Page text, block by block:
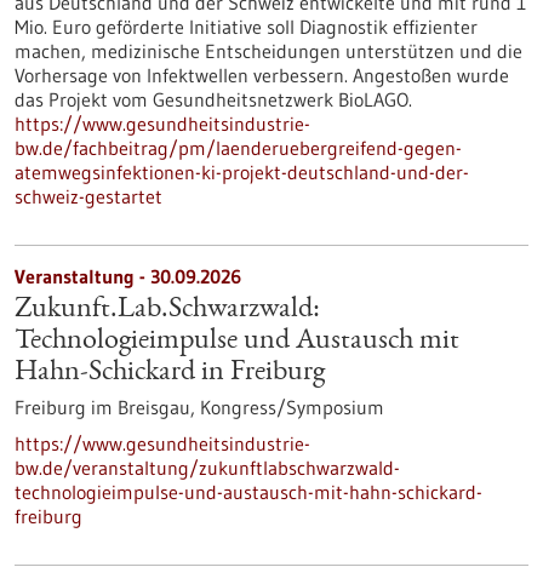
Mio. Euro geförderte Initiative soll Diagnostik effizienter
machen, medizinische Entscheidungen unterstützen und die
Vorhersage von Infektwellen verbessern. Angestoßen wurde
das Projekt vom Gesundheitsnetzwerk BioLAGO.
https://www.gesundheitsindustrie-
bw.de/fachbeitrag/pm/laenderuebergreifend-gegen-
atemwegsinfektionen-ki-projekt-deutschland-und-der-
schweiz-gestartet
Veranstaltung - 30.09.2026
Zukunft.Lab.Schwarzwald:
Technologieimpulse und Austausch mit
Hahn-Schickard in Freiburg
Freiburg im Breisgau, Kongress/Symposium
https://www.gesundheitsindustrie-
bw.de/veranstaltung/zukunftlabschwarzwald-
technologieimpulse-und-austausch-mit-hahn-schickard-
freiburg